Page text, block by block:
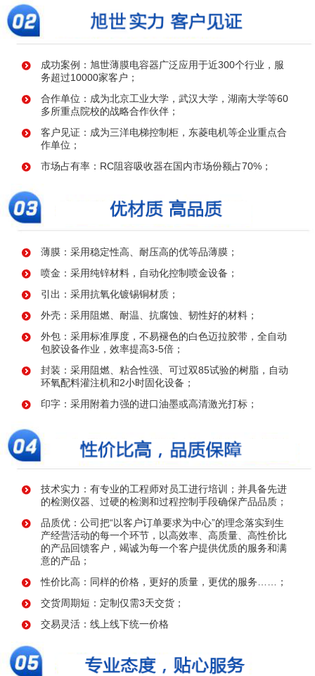
成功案例：旭世薄膜电容器广泛应用于近300个行业，服
务超过10000家客户；
合作单位：成为北京工业大学，武汉大学，湖南大学等60
多所重点院校的战略合作伙伴；
客户见证：成为三洋电梯控制柜，东菱电机等企业重点合
作单位；
市场占有率：RC阻容吸收器在国内市场份额占70%；
薄膜：采用稳定性高、耐压高的优等品薄膜；
喷金：采用纯锌材料，自动化控制喷金设备；
引出：采用抗氧化镀锡铜材质；
外壳：采用阻燃、耐温、抗腐蚀、韧性好的材料；
外包：采用标准厚度，不易褪色的白色迈拉胶带，全自动
包胶设备作业，效率提高3-5倍；
封装：采用阻燃、粘合性强、可过双85试验的树脂，自动
环氧配料灌注机和2小时固化设备；
印字：采用附着力强的进口油墨或高清激光打标；
技术实力：有专业的工程师对员工进行培训；并具备先进
的检测仪器、过硬的检测和过程控制手段确保产品品质；
品质优：公司把“以客户订单要求为中心”的理念落实到生
产经营活动的每一个环节，以高效率、高质量、高性价比
的产品回馈客户，竭诚为每一个客户提供优质的服务和满
意的产品；
性价比高：同样的价格，更好的质量，更优的服务……；
交货周期短：定制仅需3天交货；
交易灵活：线上线下统一价格